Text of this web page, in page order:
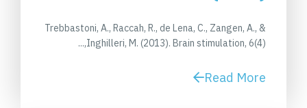
Trebbastoni, A., Raccah, R., de Lena, C., Zangen, A., &
Inghilleri, M. (2013). Brain stimulation, 6(4),...
Read More